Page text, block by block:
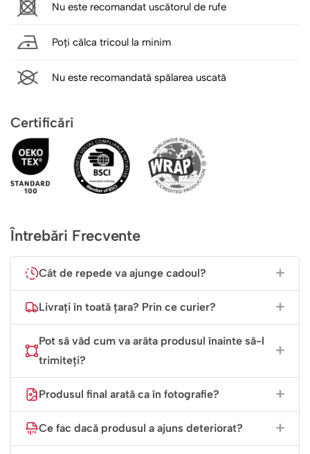
Nu este recomandat uscătorul de rufe
Poți călca tricoul la minim
Nu este recomandată spălarea uscată
Certificări
Întrebări Frecvente
Cât de repede va ajunge cadoul?
Livrați în toată țara? Prin ce curier?
Pot să văd cum va arăta produsul înainte să-l
trimiteți?
Produsul final arată ca în fotografie?
Ce fac dacă produsul a ajuns deteriorat?